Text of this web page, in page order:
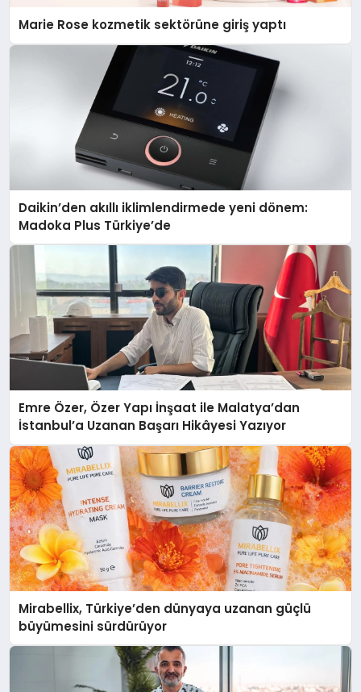
Marie Rose kozmetik sektörüne giriş yaptı
Daikin’den akıllı iklimlendirmede yeni dönem:
Madoka Plus Türkiye’de
Emre Özer, Özer Yapı İnşaat ile Malatya’dan
İstanbul’a Uzanan Başarı Hikâyesi Yazıyor
Mirabellix, Türkiye’den dünyaya uzanan güçlü
büyümesini sürdürüyor